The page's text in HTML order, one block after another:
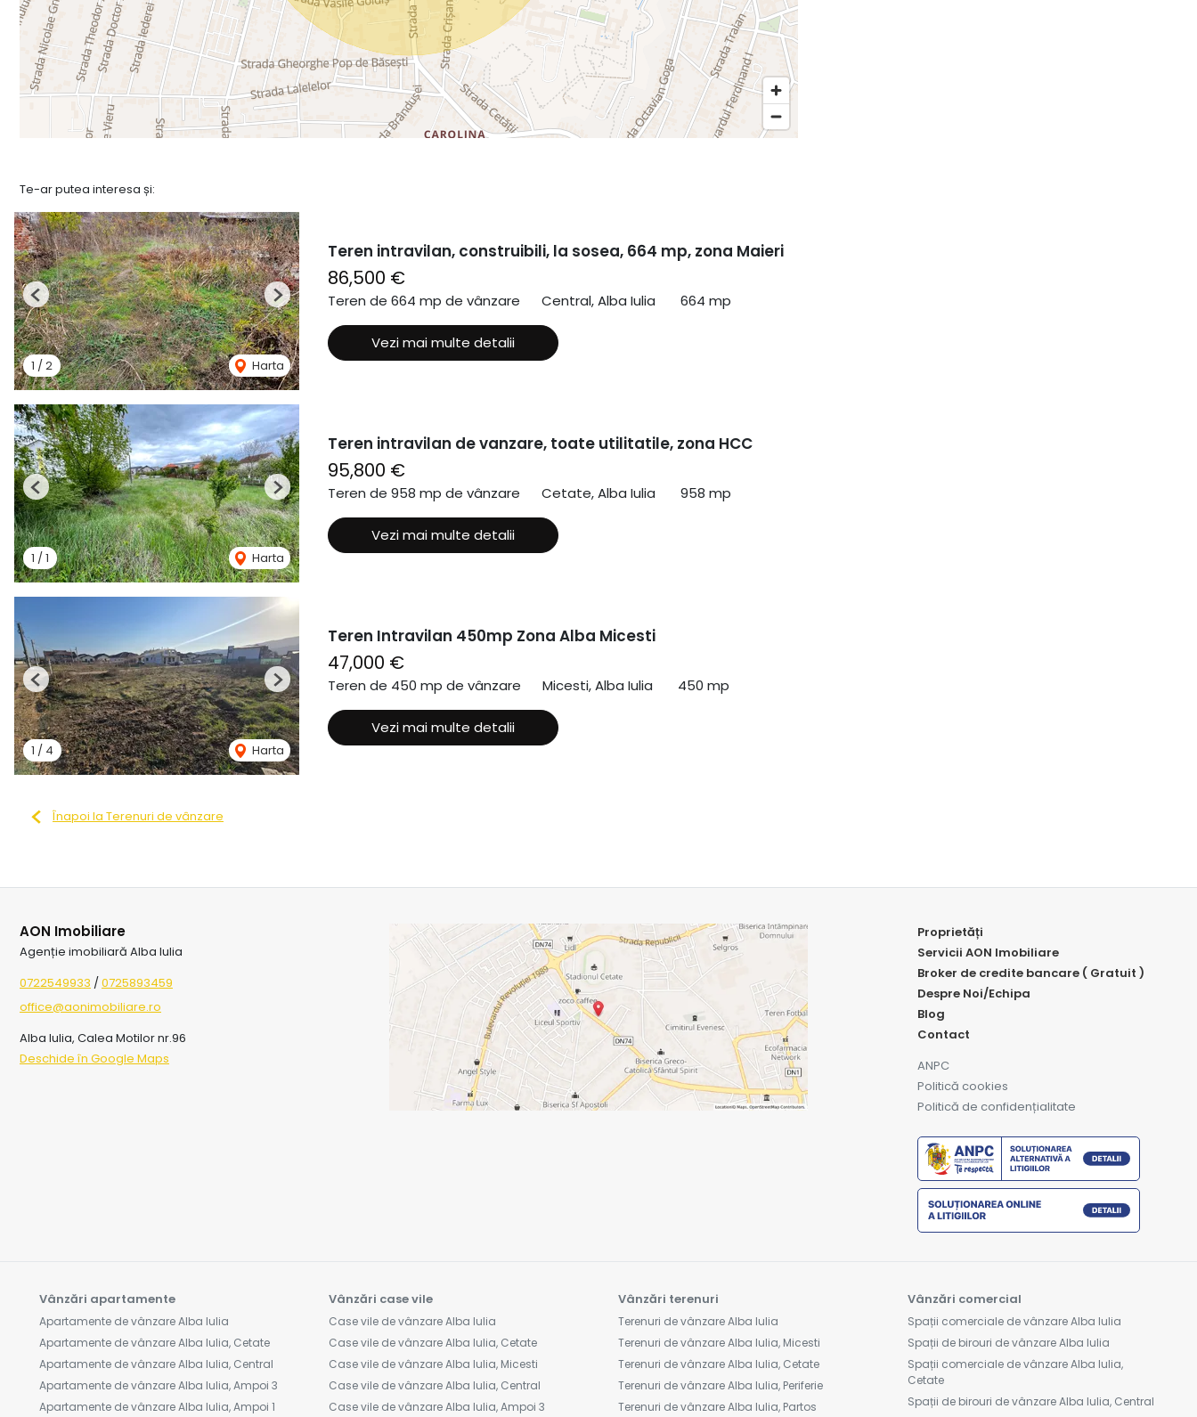
Te-ar putea interesa și:
1 / 2 Harta
Previous Next
Teren intravilan, construibili, la sosea, 664 mp, zona Maieri
86,500 €
Teren de 664 mp de vânzare Central, Alba Iulia 664 mp
Vezi mai multe detalii
1 / 1 Harta
Previous Next
Teren intravilan de vanzare, toate utilitatile, zona HCC
95,800 €
Teren de 958 mp de vânzare Cetate, Alba Iulia 958 mp
Vezi mai multe detalii
1 / 4 Harta
Previous Next
Teren Intravilan 450mp Zona Alba Micesti
47,000 €
Teren de 450 mp de vânzare Micesti, Alba Iulia 450 mp
Vezi mai multe detalii
Înapoi la Terenuri de vânzare
AON Imobiliare
Agenție imobiliară Alba Iulia
0722549933 / 0725893459
office@aonimobiliare.ro
Alba Iulia, Calea Motilor nr.96
Deschide în Google Maps
Proprietăți
Servicii AON Imobiliare
Broker de credite bancare ( Gratuit )
Despre Noi/Echipa
Blog
Contact
ANPC
Politică cookies
Politică de confidențialitate
Vânzări apartamente
Apartamente de vânzare Alba Iulia
Apartamente de vânzare Alba Iulia, Cetate
Apartamente de vânzare Alba Iulia, Central
Apartamente de vânzare Alba Iulia, Ampoi 3
Apartamente de vânzare Alba Iulia, Ampoi 1
Vânzări case vile
Case vile de vânzare Alba Iulia
Case vile de vânzare Alba Iulia, Cetate
Case vile de vânzare Alba Iulia, Micesti
Case vile de vânzare Alba Iulia, Central
Case vile de vânzare Alba Iulia, Ampoi 3
Vânzări terenuri
Terenuri de vânzare Alba Iulia
Terenuri de vânzare Alba Iulia, Micesti
Terenuri de vânzare Alba Iulia, Cetate
Terenuri de vânzare Alba Iulia, Periferie
Terenuri de vânzare Alba Iulia, Partos
Vânzări comercial
Spații comerciale de vânzare Alba Iulia
Spații de birouri de vânzare Alba Iulia
Spații comerciale de vânzare Alba Iulia,
Cetate
Spații de birouri de vânzare Alba Iulia, Central